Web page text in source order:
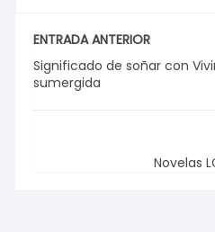
ENTRADA ANTERIOR
Significado de soñar con
sumergida
Novelas